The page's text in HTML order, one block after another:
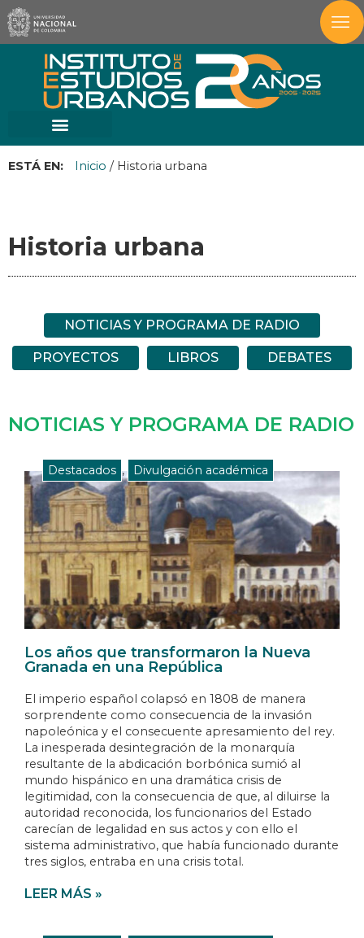
ESTÁ EN: Inicio / Historia urbana
Historia urbana
NOTICIAS Y PROGRAMA DE RADIO
PROYECTOS LIBROS DEBATES
NOTICIAS Y PROGRAMA DE RADIO
Destacados , Divulgación académica
Los años que transformaron la Nueva
Granada en una República
El imperio español colapsó en 1808 de manera
sorprendente como consecuencia de la invasión
napoleónica y el consecuente apresamiento del rey.
La inesperada desintegración de la monarquía
resultante de la abdicación borbónica sumió al
mundo hispánico en una dramática crisis de
legitimidad, con la consecuencia de que, al diluirse la
autoridad reconocida, los funcionarios del Estado
carecían de legalidad en sus actos y con ello el
sistema administrativo, que había funcionado durante
tres siglos, entraba en una crisis total.
LEER MÁS »